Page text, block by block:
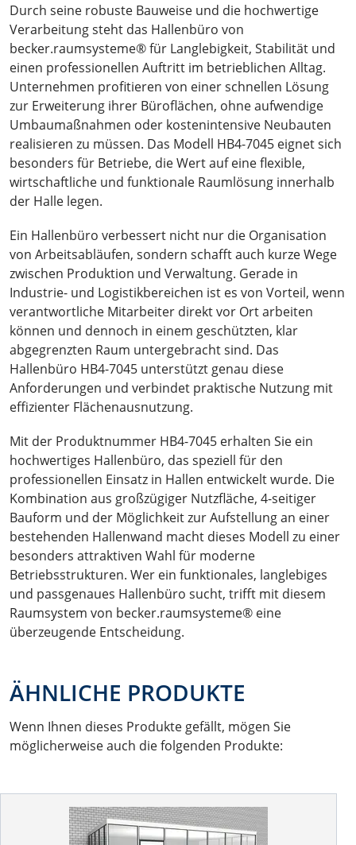
Durch seine robuste Bauweise und die hochwertige
Verarbeitung steht das Hallenbüro von
becker.raumsysteme® für Langlebigkeit, Stabilität und
einen professionellen Auftritt im betrieblichen Alltag.
Unternehmen profitieren von einer schnellen Lösung
zur Erweiterung ihrer Büroflächen, ohne aufwendige
Umbaumaßnahmen oder kostenintensive Neubauten
realisieren zu müssen. Das Modell HB4-7045 eignet sich
besonders für Betriebe, die Wert auf eine flexible,
wirtschaftliche und funktionale Raumlösung innerhalb
der Halle legen.
Ein Hallenbüro verbessert nicht nur die Organisation
von Arbeitsabläufen, sondern schafft auch kurze Wege
zwischen Produktion und Verwaltung. Gerade in
Industrie- und Logistikbereichen ist es von Vorteil, wenn
verantwortliche Mitarbeiter direkt vor Ort arbeiten
können und dennoch in einem geschützten, klar
abgegrenzten Raum untergebracht sind. Das
Hallenbüro HB4-7045 unterstützt genau diese
Anforderungen und verbindet praktische Nutzung mit
effizienter Flächenausnutzung.
Mit der Produktnummer HB4-7045 erhalten Sie ein
hochwertiges Hallenbüro, das speziell für den
professionellen Einsatz in Hallen entwickelt wurde. Die
Kombination aus großzügiger Nutzfläche, 4-seitiger
Bauform und der Möglichkeit zur Aufstellung an einer
bestehenden Hallenwand macht dieses Modell zu einer
besonders attraktiven Wahl für moderne
Betriebsstrukturen. Wer ein funktionales, langlebiges
und passgenaues Hallenbüro sucht, trifft mit diesem
Raumsystem von becker.raumsysteme® eine
überzeugende Entscheidung.
ÄHNLICHE PRODUKTE
Wenn Ihnen dieses Produkte gefällt, mögen Sie
möglicherweise auch die folgenden Produkte: